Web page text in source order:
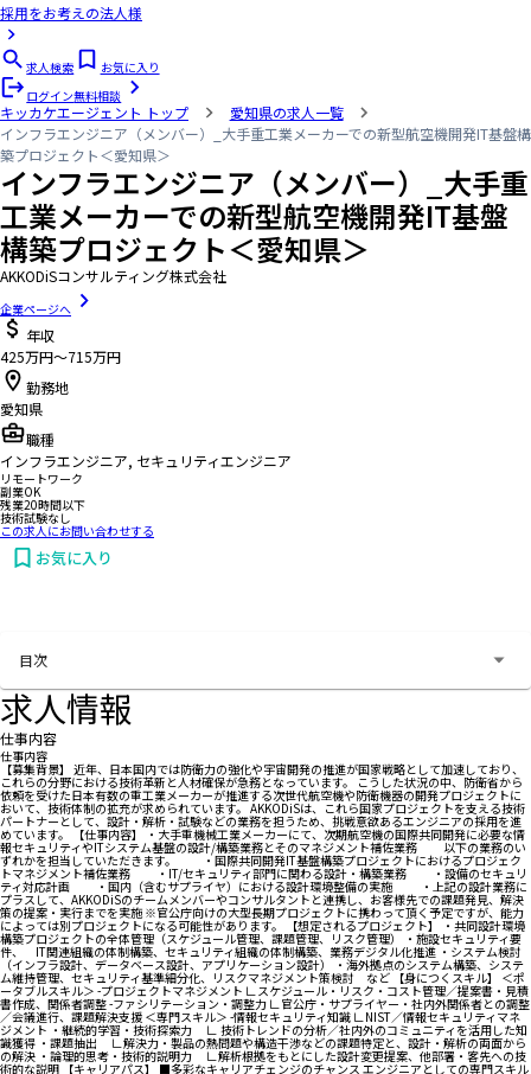
採用をお考えの法人様
求人検索
お気に入り
ログイン無料相談
キッカケエージェント トップ
愛知県の求人一覧
インフラエンジニア（メンバー）_大手重工業メーカーでの新型航空機開発IT基盤構
築プロジェクト＜愛知県＞
インフラエンジニア（メンバー）_大手重
工業メーカーでの新型航空機開発IT基盤
構築プロジェクト＜愛知県＞
AKKODiSコンサルティング株式会社
企業ページへ
年収
425万円〜715万円
勤務地
愛知県
職種
インフラエンジニア, セキュリティエンジニア
リモートワーク
副業OK
残業20時間以下
技術試験なし
この求人にお問い合わせする
お気に入り
目次
求人情報
仕事内容
仕事内容
【募集背景】 近年、日本国内では防衛力の強化や宇宙開発の推進が国家戦略として加速しており、
これらの分野における技術革新と人材確保が急務となっています。 こうした状況の中、防衛省から
依頼を受けた日本有数の重工業メーカーが推進する次世代航空機や防衛機器の開発プロジェクトに
おいて、技術体制の拡充が求められています。 AKKODiSは、これら国家プロジェクトを支える技術
パートナーとして、設計・解析・試験などの業務を担うため、挑戦意欲あるエンジニアの採用を進
めています。 【仕事内容】 ・大手重機械工業メーカーにて、次期航空機の国際共同開発に必要な情
報セキュリティやITシステム基盤の設計/構築業務とそのマネジメント補佐業務 以下の業務のい
ずれかを担当していただきます。 ・国際共同開発IT基盤構築プロジェクトにおけるプロジェク
トマネジメント補佐業務 ・IT/セキュリティ部門に関わる設計・構築業務 ・設備のセキュリ
ティ対応計画 ・国内（含むサプライヤ）における設計環境整備の実施 ・上記の設計業務に
プラスして、AKKODiSのチームメンバーやコンサルタントと連携し、お客様先での課題発見、解決
策の提案・実行までを実施 ※官公庁向けの大型長期プロジェクトに携わって頂く予定ですが、能力
によっては別プロジェクトになる可能性があります。 【想定されるプロジェクト】 ・共同設計環境
構築プロジェクトの全体管理（スケジュール管理、課題管理、リスク管理） ・施設セキュリティ要
件、 IT関連組織の体制構築、セキュリティ組織の体制構築、業務デジタル化推進 ・システム検討
（インフラ設計、データベース設計、アプリケーション設計） ・海外拠点のシステム構築、システ
ム維持管理、セキュリティ基準細分化、リスクマネジメント策検討 など 【身につくスキル】 ＜ポ
ータブルスキル＞ -プロジェクトマネジメント ∟スケジュール・リスク・コスト管理／提案書・見積
書作成、関係者調整 -ファシリテーション・調整力 ∟官公庁・サプライヤー・社内外関係者との調整
／会議進行、課題解決支援 ＜専門スキル＞ -情報セキュリティ知識 ∟NIST／情報セキュリティマネ
ジメント ・継続的学習・技術探索力 ∟ 技術トレンドの分析／社内外のコミュニティを活用した知
識獲得 ・課題抽出 ∟解決力・製品の熱問題や構造干渉などの課題特定と、設計・解析の両面から
の解決 ・論理的思考・技術的説明力 ∟解析根拠をもとにした設計変更提案、他部署・客先への技
術的な説明 【キャリアパス】 ■多彩なキャリアチェンジのチャンス エンジニアとしての専門スキル